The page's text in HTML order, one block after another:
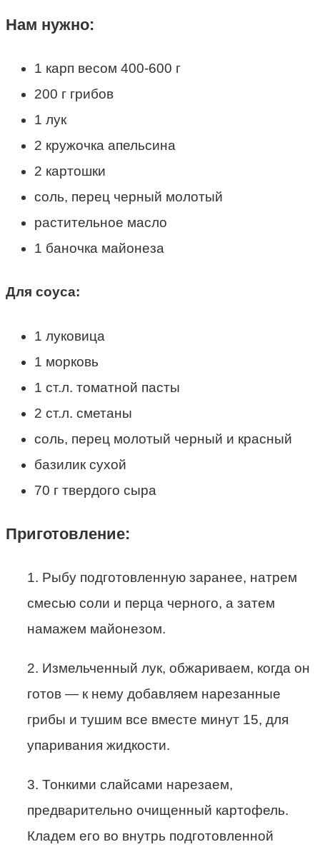
Нам нужно:
1 карп весом 400-600 г
200 г грибов
1 лук
2 кружочка апельсина
2 картошки
соль, перец черный молотый
растительное масло
1 баночка майонеза
Для соуса:
1 луковица
1 морковь
1 ст.л. томатной пасты
2 ст.л. сметаны
соль, перец молотый черный и красный
базилик сухой
70 г твердого сыра
Приготовление:
1. Рыбу подготовленную заранее, натрем
смесью соли и перца черного, а затем
намажем майонезом.
2. Измельченный лук, обжариваем, когда он
готов — к нему добавляем нарезанные
грибы и тушим все вместе минут 15, для
упаривания жидкости.
3. Тонкими слайсами нарезаем,
предварительно очищенный картофель.
Кладем его во внутрь подготовленной